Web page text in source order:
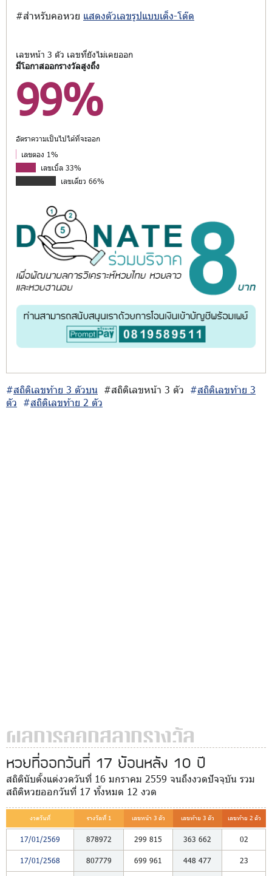
#สำหรับคอหวย แสดงตัวเลขรูปแบบเต็ง-โต๊ด
เลขหน้า 3 ตัว เลขที่ยังไม่เคยออก
มีโอกาสออกรางวัลสูงถึง
99%
อัตราความเป็นไปได้ที่จะออก
เลขตอง 1%
เลขเบิ้ล 33%
เลขเดี่ยว 66%
#สถิติเลขท้าย 3 ตัวบน #สถิติเลขหน้า 3 ตัว #สถิติเลขท้าย 3
ตัว #สถิติเลขท้าย 2 ตัว
ผลการออกสลากรางวัล
หวยที่ออกวันที่ 17 ย้อนหลัง 10 ปี
สถิตินับตั้งแต่งวดวันที่ 16 มกราคม 2559 จนถึงงวดปัจจุบัน รวม
สถิติหวยออกวันที่ 17 ทั้งหมด 12 งวด
งวดวันที่ รางวัลที่ 1 เลขหน้า 3 ตัว เลขท้าย 3 ตัว เลขท้าย 2 ตัว
17/01/2569 878972 299 815 363 662 02
17/01/2568 807779 699 961 448 477 23